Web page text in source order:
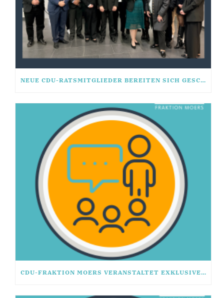
NEUE CDU-RATSMITGLIEDER BEREITEN SICH GESCHLOSSEN AUF KÜNFTIGE WAHLPERIODE VOR
CDU-FRAKTION MOERS VERANSTALTET EXKLUSIVES RHETORIK-SEMINAR